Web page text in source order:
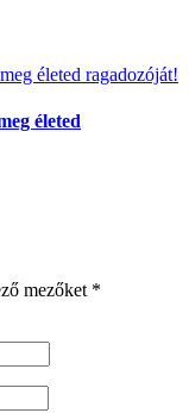
életed
mezőket *